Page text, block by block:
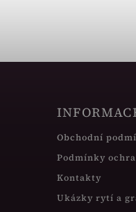
Obchodní
Podmínky
Kontakty
Ukázky rytí a